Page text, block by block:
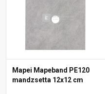
Mapei Mapeband PE120
mandzsetta 12x12 cm